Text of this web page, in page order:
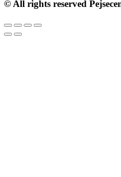
© All rights reserved